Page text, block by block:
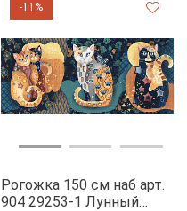
-11%
Рогожка 150 см наб арт.
904 29253-1 Лунный